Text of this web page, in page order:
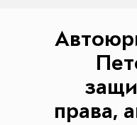
права,